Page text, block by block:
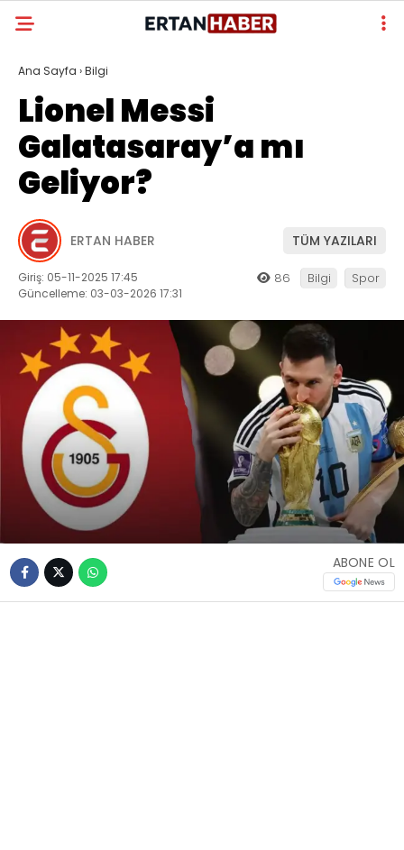
Ana Sayfa ›Bilgi
Lionel Messi
Galatasaray’a mı
Geliyor?
ERTAN HABER TÜM YAZILARI
Giriş: 05-11-2025 17:45
Güncelleme: 03-03-2026 17:31
86 Bilgi Spor
ABONE OL